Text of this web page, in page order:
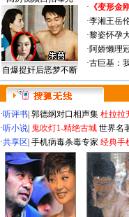
自爆捉奸后恶梦不断
· 《变形金
·李湘王岳
·黎姿怀孕
·阿娇懒理
·古巨基：
·听评书 郭德纲对口相声集 杜拉拉
·听小说 鬼吹灯1-精绝古城 世界名
·共享区 手机病毒杀毒专家 经典手